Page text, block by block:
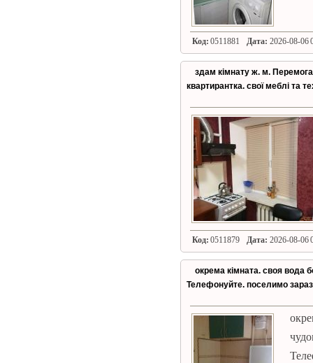
Код: 0511881 Дата: 2026-08-06
здам кімнату ж. м.
квартирантка. свої меблі та
Код: 0511879 Дата: 2026-08-06
окрема кімната. своя вода
Телефонуйте. поселимо